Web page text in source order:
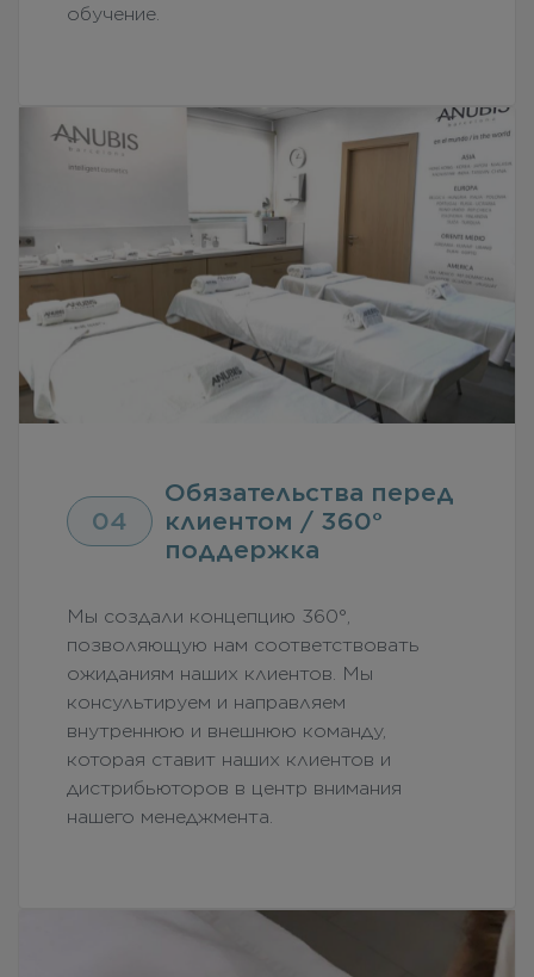
обучение.
04
Обязательства перед
клиентом / 360°
поддержка
Мы создали концепцию 360°,
позволяющую нам соответствовать
ожиданиям наших клиентов. Мы
консультируем и направляем
внутреннюю и внешнюю команду,
которая ставит наших клиентов и
дистрибьюторов в центр внимания
нашего менеджмента.